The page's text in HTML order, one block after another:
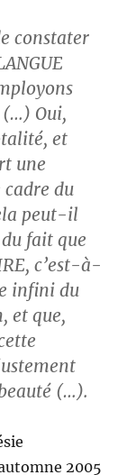
constater
(…) Oui,
et
une
du
peut-il
fait que
c’est-à-
infini du
et que,
(…).
2005